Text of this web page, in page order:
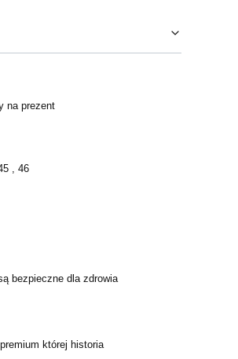
na prezent
, 46
bezpieczne dla zdrowia
której historia